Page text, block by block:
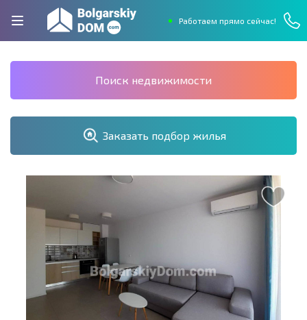
Работаем прямо сейчас!
Поиск недвижимости
Заказать подбор жилья